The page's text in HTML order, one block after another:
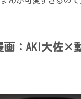
：AKI大佐×